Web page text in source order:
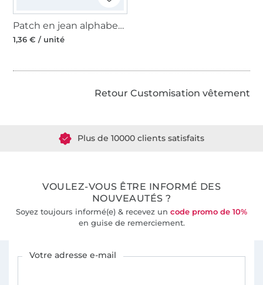
Patch en jean alphabet, lettre i
1,36 € / unité
Retour Customisation vêtement
VOULEZ-VOUS ÊTRE INFORMÉ DES
NOUVEAUTÉS ?
Soyez toujours informé(e) & recevez un code promo de 10%
en guise de remerciement.
Votre adresse e-mail